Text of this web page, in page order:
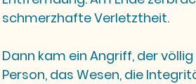
schmerzhafte Verletztheit.
Dann kam ein Angriff, der
Person, das Wesen, die